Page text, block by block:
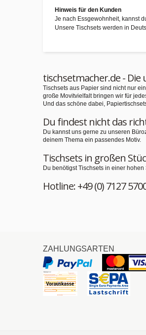
Hinweis für den Kunden
Je nach Essgewohnheit, kannst
Unsere Tischsets werden in
tischsetmacher.de -
Tischsets aus Papier sind nicht nur
große Movitvielfalt bringen wir für
Und das schöne dabei,
Du findest nicht das
Du kannst uns gerne zu unseren
deinem Thema ein passendes Motiv.
Tischsets in großen
Du benötigst Tischsets in einer
Hotline: +49 (0) 7127
ZAHLUNGSARTEN